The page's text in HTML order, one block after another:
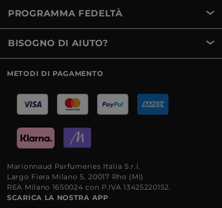
PROGRAMMA FEDELTÀ
BISOGNO DI AIUTO?
METODI DI PAGAMENTO
Marionnaud Parfumeries Italia S.r.l.
Largo Fiera Milano 5, 20017 Rho (MI)
REA Milano 1650024 con P.IVA 13425220152.
SCARICA LA NOSTRA APP